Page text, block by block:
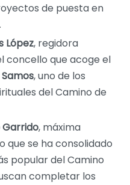
de puesta en
López, regidora
concello que acoge el
, uno de los
del Camino de
Garrido, máxima
que se ha consolidado
popular del Camino
completar los